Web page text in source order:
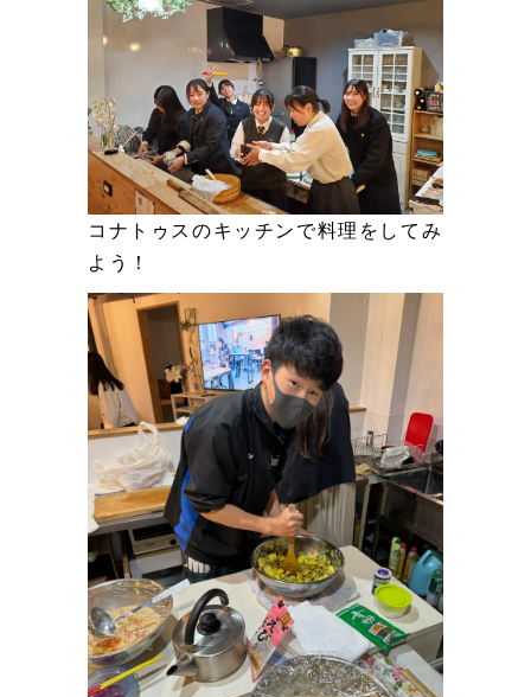
コナトゥスのキッチンで料理をしてみ
よう！